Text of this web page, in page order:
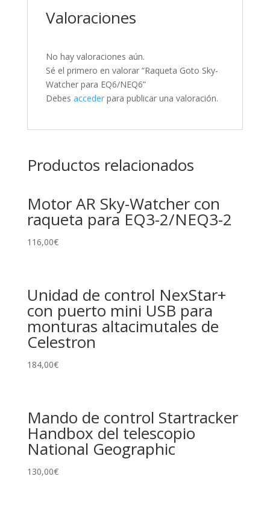
Valoraciones
No hay valoraciones aún.
Sé el primero en valorar “Raqueta Goto Sky-
Watcher para EQ6/NEQ6”
Debes accederpara publicar una valoración.
Productos relacionados
Motor AR Sky-Watcher con
raqueta para EQ3-2/NEQ3-2
116,00€
Unidad de control NexStar+
con puerto mini USB para
monturas altacimutales de
Celestron
184,00€
Mando de control Startracker
Handbox del telescopio
National Geographic
130,00€